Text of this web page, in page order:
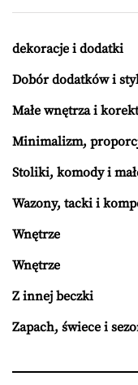
dekoracje i dodatki
Dobór dodatków i
Małe wnętrza i
Minimalizm,
Stoliki, komody i
Wazony, tacki i
Wnętrze
Wnętrze
Z innej beczki
Zapach, świece i